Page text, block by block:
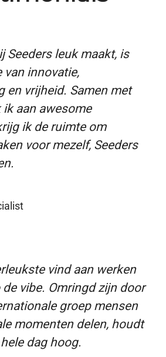
Seeders leuk maakt, is
van innovatie,
en vrijheid. Samen met
ik aan awesome
ik de ruimte om
voor mezelf, Seeders
vind aan werken
vibe. Omringd zijn door
groep mensen
momenten delen, houdt
dag hoog.